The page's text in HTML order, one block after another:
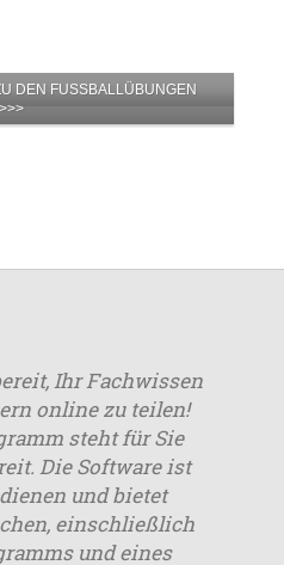
DEN FUSSBALLÜBUNGEN
>>>
Ihr Fachwissen
online zu teilen!
steht für Sie
Die Software ist
und bietet
einschließlich
und eines